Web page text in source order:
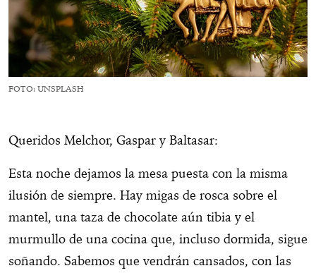
FOTO: UNSPLASH
Queridos Melchor, Gaspar y Baltasar:
Esta noche dejamos la mesa puesta con la misma
ilusión de siempre. Hay migas de rosca sobre el
mantel, una taza de chocolate aún tibia y el
murmullo de una cocina que, incluso dormida, sigue
soñando. Sabemos que vendrán cansados, con las